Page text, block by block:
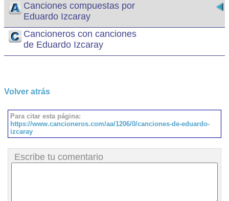
Canciones compuestas por
Eduardo Izcaray
Cancioneros con canciones
de Eduardo Izcaray
Volver atrás
Para citar esta página:
https://www.cancioneros.com/aa/1206/0/canciones-de-eduardo-
izcaray
Escribe tu comentario